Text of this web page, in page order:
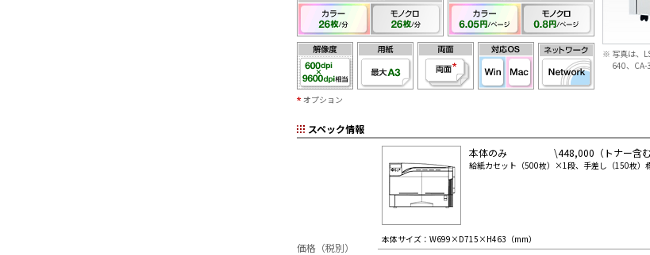
オプション
※ 写真は、
640、CA-
スペック情報
価格（税別）
本体のみ \448,000（トナー含む
給紙カセット（500枚）×1段、手差し（150枚）
本体サイズ：W699×D715×H463（mm）